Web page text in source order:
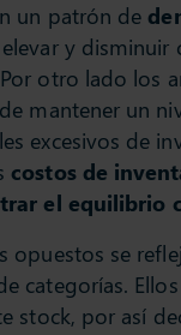
un patrón de
y disminuir
otro lado los
mantener un
excesivos de
costos de
el equilibrio
opuestos se
categorías.
stock, por así